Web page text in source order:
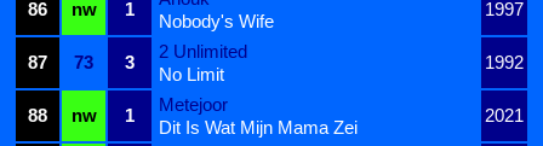
86
nw 1 1997
Nobody's Wife
87
73 3
2 Unlimited
1992
No Limit
88
nw 1
Metejoor
2021
Dit Is Wat Mijn Mama Zei